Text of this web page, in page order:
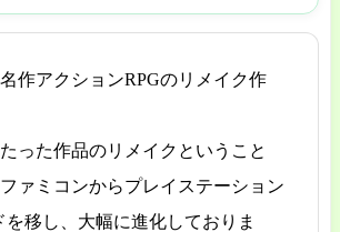
作アクションRPGのリメイク作
った作品のリメイクということ
ァミコンからプレイステーション
を移し、大幅に進化しておりま